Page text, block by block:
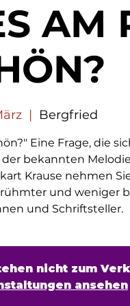
AM
  |
Bergfried
Eine Frage, die
bekannten
Krause nehmen
und weniger
und Schriftsteller.
nicht zum
ansehen